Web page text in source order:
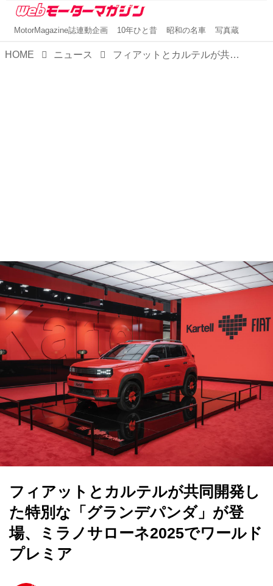
MotorMagazine誌連動企画 10年ひと昔 昭和の名車 写真蔵
HOME ニュース フィアットとカルテルが共同開発した特別な「グランデパンダ」が登場、ミラノサローネ2025でワールドプレミア
フィアットとカルテルが共同開発し
た特別な「グランデパンダ」が登
場、ミラノサローネ2025でワールド
プレミア